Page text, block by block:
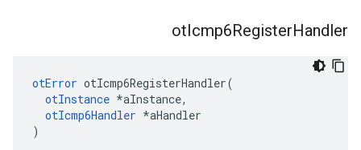
otIcmp6RegisterHandler
otError otIcmp6RegisterHandler(
otInstance *aInstance,
otIcmp6Handler *aHandler
)